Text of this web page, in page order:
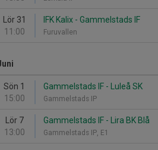
Lör 31
11:00
IFK Kalix - Gammelstads IF
Furuvallen
Sön 1
15:00
Gammelstads IF - Luleå SK
Gammelstads IP
Lör 7
13:00
Gammelstads IF - Lira BK Blå
Gammelstads IP, E1